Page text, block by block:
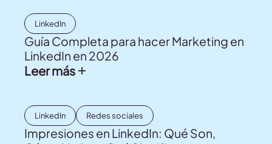
LinkedIn
Guía Completa para hacer Marketing en
LinkedIn en 2026
Leer más
LinkedIn Redes sociales
Impresiones en LinkedIn: Qué Son,